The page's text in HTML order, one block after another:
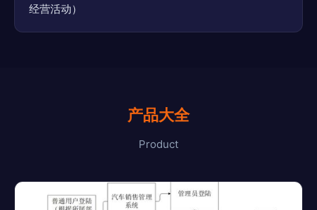
经营活动）
产品大全
Product